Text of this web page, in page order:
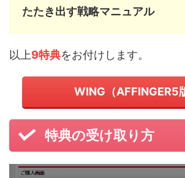
たたき出す戦略マニュアル
以上9特典をお付けします。
WING（AFFINGER5
特典の受け取り方